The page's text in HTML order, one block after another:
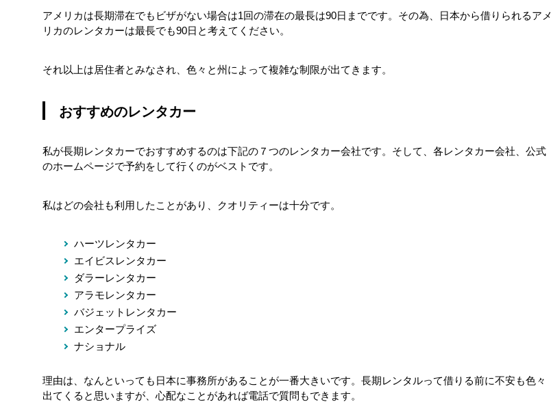
アメリカは長期滞在でもビザがない場合は1回の滞在の最長は90日までです。その為、日本から借りられるアメ
リカのレンタカーは最長でも90日と考えてください。
それ以上は居住者とみなされ、色々と州によって複雑な制限が出てきます。
おすすめのレンタカー
私が長期レンタカーでおすすめするのは下記の７つのレンタカー会社です。そして、各レンタカー会社、公式
のホームページで予約をして行くのがベストです。
私はどの会社も利用したことがあり、クオリティーは十分です。
ハーツレンタカー
エイビス レンタカー
ダラーレンタカー
アラモレンタカー
バジェットレンタカー
エンタープライズ
ナショナル
理由は、なんといっても日本に事務所があることが一番大きいです。長期レンタルって借りる前に不安も色々
出てくると思いますが、心配なことがあれば電話で質問もできます。